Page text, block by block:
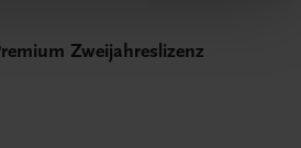
Zweijahreslizenz